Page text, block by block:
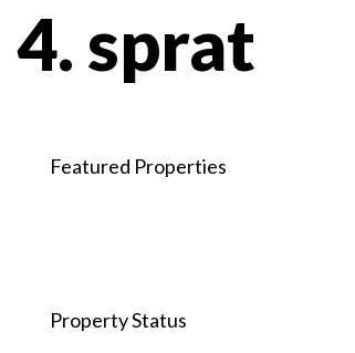
4. sprat
Featured Properties
Property Status